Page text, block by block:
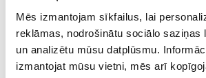
Mēs izmantojam sīkfailus, lai
reklāmas, nodrošinātu sociālo saziņas
un analizētu mūsu datplūsmu.
izmantojat mūsu vietni, mēs arī